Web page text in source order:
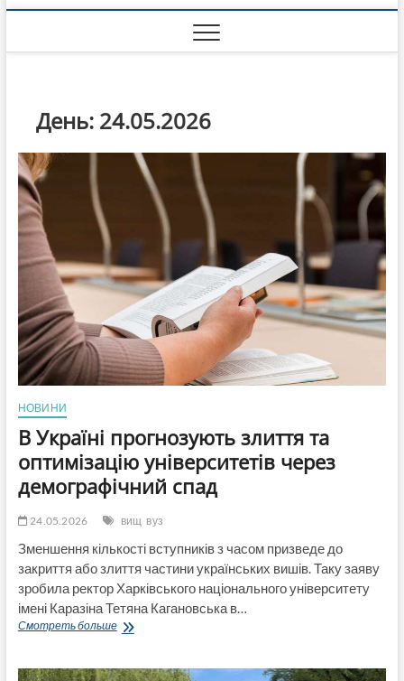
День: 24.05.2026
НОВИНИ
В Україні прогнозують злиття та
оптимізацію університетів через
демографічний спад
24.05.2026 вищ вуз
Зменшення кількості вступників з часом призведе до
закриття або злиття частини українських вишів. Таку заяву
зробила ректор Харківського національного університету
імені Каразіна Тетяна Кагановська в…
Смотреть большеВ
злиття